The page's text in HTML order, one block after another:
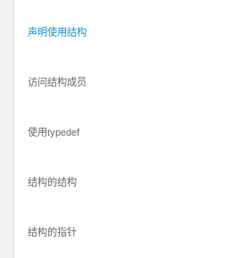
声明使用结构
访问结构成员
使用typedef
结构的结构
结构的指针